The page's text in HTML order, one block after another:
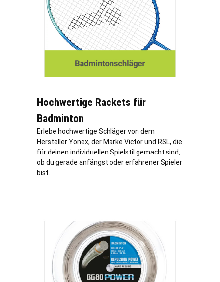
Hochwertige Rackets für
Badminton
Erlebe hochwertige Schläger von dem
Hersteller Yonex, der Marke Victor und RSL, die
für deinen individuellen Spielstil gemacht sind,
ob du gerade anfängst oder erfahrener Spieler
bist.